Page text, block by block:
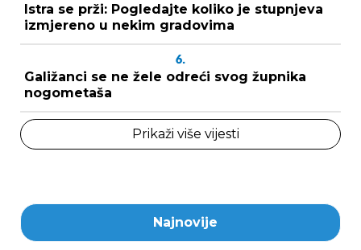
Istra se prži: Pogledajte koliko je stupnjeva
izmjereno u nekim gradovima
6.
Galižanci se ne žele odreći svog župnika
nogometaša
Prikaži više vijesti
Najnovije